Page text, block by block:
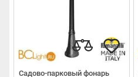
Садово-парковый фонарь